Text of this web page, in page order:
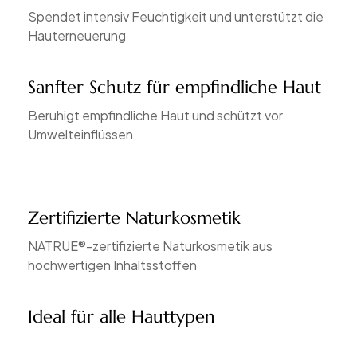
Spendet intensiv Feuchtigkeit und unterstützt die
Hauterneuerung
Sanfter Schutz für empfindliche Haut
Beruhigt empfindliche Haut und schützt vor
Umwelteinflüssen
Zertifizierte Naturkosmetik
NATRUE®-zertifizierte Naturkosmetik aus
hochwertigen Inhaltsstoffen
Ideal für alle Hauttypen